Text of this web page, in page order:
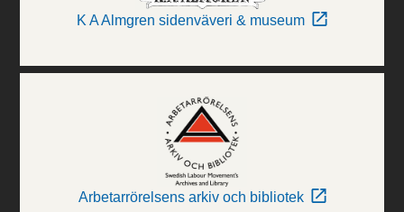
K A Almgren sidenväveri & museum
Arbetarrörelsens arkiv och bibliotek